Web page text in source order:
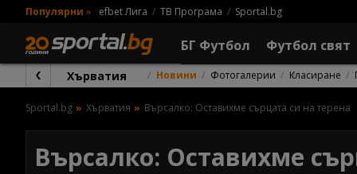
Популярни » efbet Лига ТВ Програма Sportal.bg
БГ Футбол Футбол свят
Хърватия Новини Фотогалерии Класиране
Sportal.bg Хърватия Върсалко: Оставихме сърцата си на терена
Върсалко: Оставихме